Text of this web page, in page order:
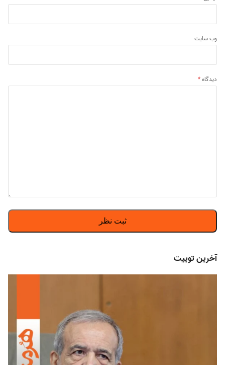
وب‌ سایت
دیدگاه*
آخرین توییت